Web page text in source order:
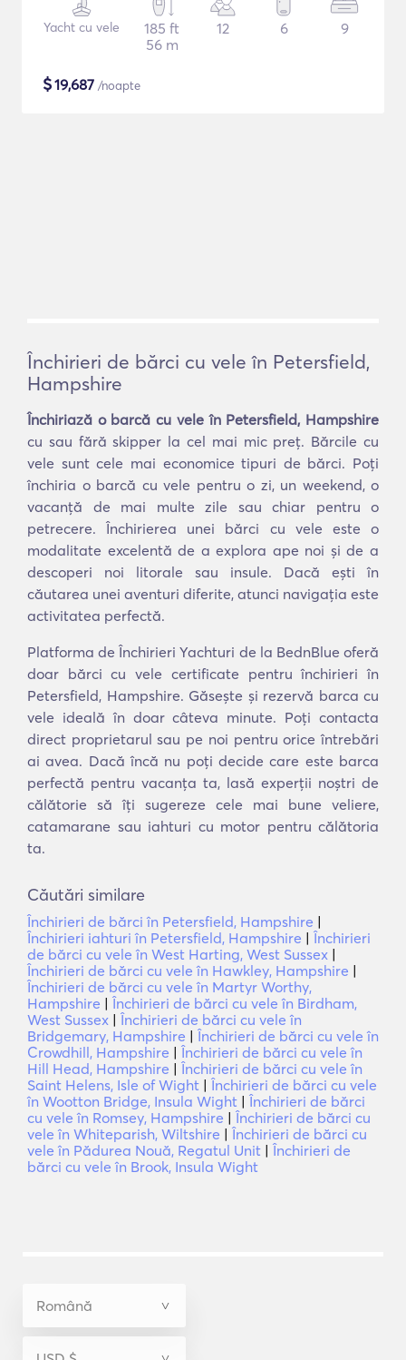
Yacht cu vele
185 ft
56 m
12 6 9
$19,687 /noapte
Închirieri de bărci cu vele în Petersfield,
Hampshire
Închiriază o barcă cu vele în Petersfield, Hampshire
cu sau fără skipper la cel mai mic preț. Bărcile cu
vele sunt cele mai economice tipuri de bărci. Poți
închiria o barcă cu vele pentru o zi, un weekend, o
vacanță de mai multe zile sau chiar pentru o
petrecere. Închirierea unei bărci cu vele este o
modalitate excelentă de a explora ape noi și de a
descoperi noi litorale sau insule. Dacă ești în
căutarea unei aventuri diferite, atunci navigația este
activitatea perfectă.
Platforma de Închirieri Yachturi de la BednBlue oferă
doar bărci cu vele certificate pentru închirieri în
Petersfield, Hampshire. Găsește și rezervă barca cu
vele ideală în doar câteva minute. Poți contacta
direct proprietarul sau pe noi pentru orice întrebări
ai avea. Dacă încă nu poți decide care este barca
perfectă pentru vacanța ta, lasă experții noștri de
călătorie să îți sugereze cele mai bune veliere,
catamarane sau iahturi cu motor pentru călătoria
ta.
Căutări similare
Închirieri de bărci în Petersfield, Hampshire |
Închirieri iahturi în Petersfield, Hampshire | Închirieri
de bărci cu vele în West Harting, West Sussex |
Închirieri de bărci cu vele în Hawkley, Hampshire |
Închirieri de bărci cu vele în Martyr Worthy,
Hampshire | Închirieri de bărci cu vele în Birdham,
West Sussex | Închirieri de bărci cu vele în
Bridgemary, Hampshire | Închirieri de bărci cu vele în
Crowdhill, Hampshire | Închirieri de bărci cu vele în
Hill Head, Hampshire | Închirieri de bărci cu vele în
Saint Helens, Isle of Wight | Închirieri de bărci cu vele
în Wootton Bridge, Insula Wight | Închirieri de bărci
cu vele în Romsey, Hampshire | Închirieri de bărci cu
vele în Whiteparish, Wiltshire | Închirieri de bărci cu
vele în Pădurea Nouă, Regatul Unit | Închirieri de
bărci cu vele în Brook, Insula Wight